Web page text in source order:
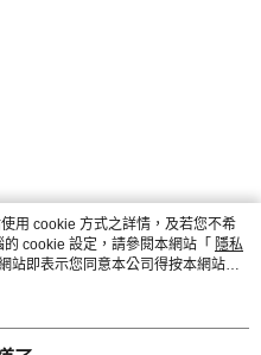
用 cookie 方式之詳情，及若您不希
cookie 設定，請參閱本網站「 隱私
站即表示您同意本公司得按本網站使